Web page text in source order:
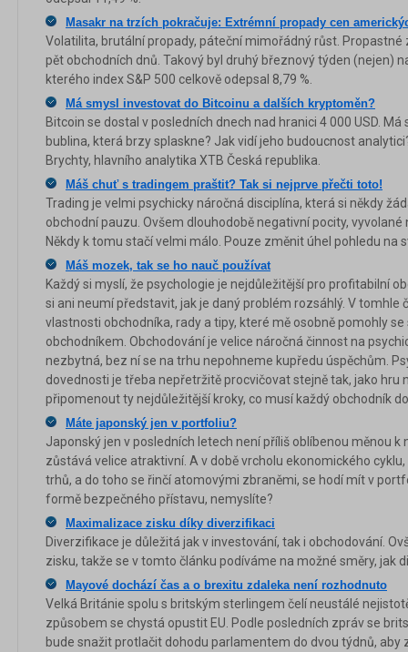
Masakr na trzích pokračuje: Extrémní propady cen
Volatilita, brutální propady, páteční mimořádný růst. Propastné
pět obchodních dnů. Takový byl druhý březnový týden (nejen)
kterého index S&P 500 celkově odepsal 8,79 %.
Má smysl investovat do Bitcoinu a dalších kryptoměn?
Bitcoin se dostal v posledních dnech nad hranici 4 000 USD.
bublina, která brzy splaskne? Jak vidí jeho budoucnost
Brychty, hlavního analytika XTB Česká republika.
Máš chuť s tradingem praštit? Tak si nejprve přečti toto!
Trading je velmi psychicky náročná disciplína, která si někdy
obchodní pauzu. Ovšem dlouhodobě negativní pocity,
Někdy k tomu stačí velmi málo. Pouze změnit úhel pohledu na
Máš mozek, tak se ho nauč používat
Každý si myslí, že psychologie je nejdůležitější pro profitabilní
si ani neumí představit, jak je daný problém rozsáhlý. V tomhle
vlastnosti obchodníka, rady a tipy, které mě osobně pomohly
obchodníkem. Obchodování je velice náročná činnost na
nezbytná, bez ní se na trhu nepohneme kupředu úspěchům.
dovednosti je třeba nepřetržitě procvičovat stejně tak, jako hru
připomenout ty nejdůležitější kroky, co musí každý obchodník
Máte japonský jen v portfoliu?
Japonský jen v posledních letech není příliš oblíbenou měnou k
zůstává velice atraktivní. A v době vrcholu ekonomického
trhů, a do toho se řinčí atomovými zbraněmi, se hodí mít v
formě bezpečného přístavu, nemyslíte?
Maximalizace zisku díky diverzifikaci
Diverzifikace je důležitá jak v investování, tak i obchodování.
zisku, takže se v tomto článku podíváme na možné směry, jak
Mayové dochází čas a o brexitu zdaleka není rozhodnuto
Velká Británie spolu s britským sterlingem čelí neustálé
způsobem se chystá opustit EU. Podle posledních zpráv se
bude snažit protlačit dohodu parlamentem do dvou týdnů,